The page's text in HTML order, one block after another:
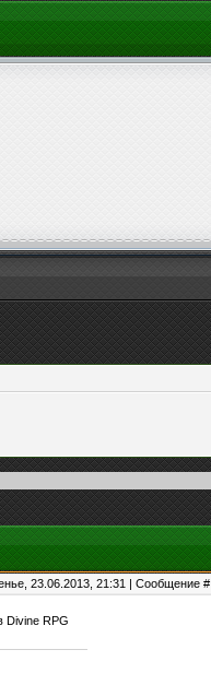
23.06.2013, 21:31 | Сообщение #
Divine RPG